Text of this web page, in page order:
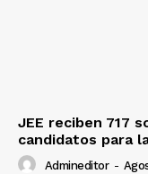
JEE reciben 717
candidatos para
Admineditor -